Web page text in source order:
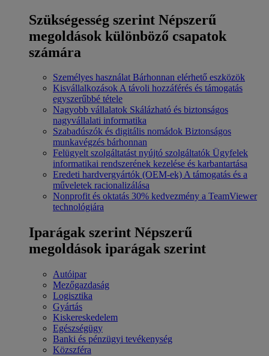
Szükségesség szerint Népszerű
megoldások különböző csapatok
számára
Személyes használat Bárhonnan elérhető eszközök
KisvállalkozásokA távoli hozzáférés és támogatás
egyszerűbbé tétele
Nagyobb vállalatok Skálázható és biztonságos
nagyvállalati informatika
Szabadúszók és digitális nomádok Biztonságos
munkavégzés bárhonnan
Felügyelt szolgáltatást nyújtó szolgáltatók Ügyfelek
informatikai rendszerének kezelése és karbantartása
Eredeti hardvergyártók (OEM-ek)A támogatás és a
műveletek racionalizálása
Nonprofit és oktatás 30% kedvezmény a TeamViewer
technológiára
Iparágak szerint Népszerű
megoldások iparágak szerint
Autóipar
Mezőgazdaság
Logisztika
Gyártás
Kiskereskedelem
Egészségügy
Banki és pénzügyi tevékenység
Közszféra